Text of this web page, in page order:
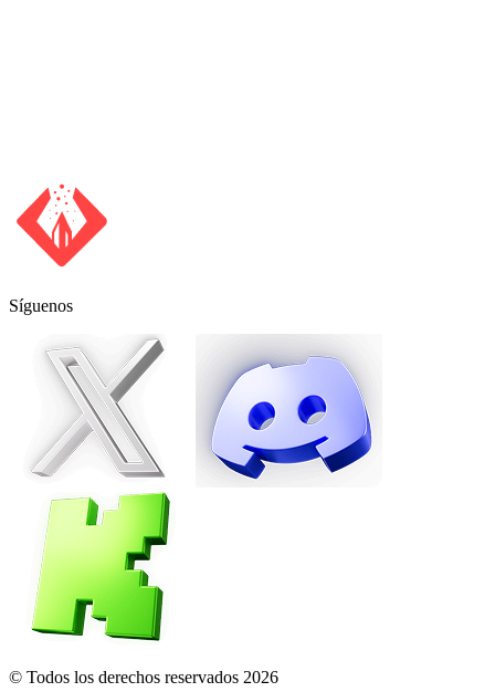
Síguenos
© Todos los derechos reservados 2026